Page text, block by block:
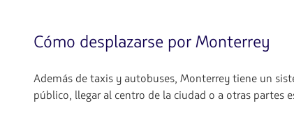
Cómo desplazarse por Monterrey
Además de taxis y autobuses, Monterrey tiene un
público, llegar al centro de la ciudad o a otras partes